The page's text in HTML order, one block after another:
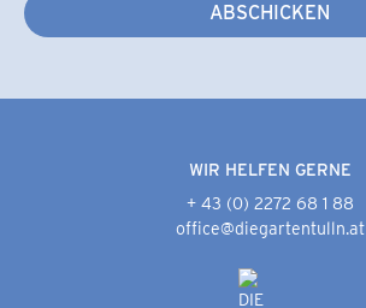
ABSCHICKEN
WIR HELFEN GERNE
+ 43 (0) 2272 68 1 88
office@diegartentulln.at